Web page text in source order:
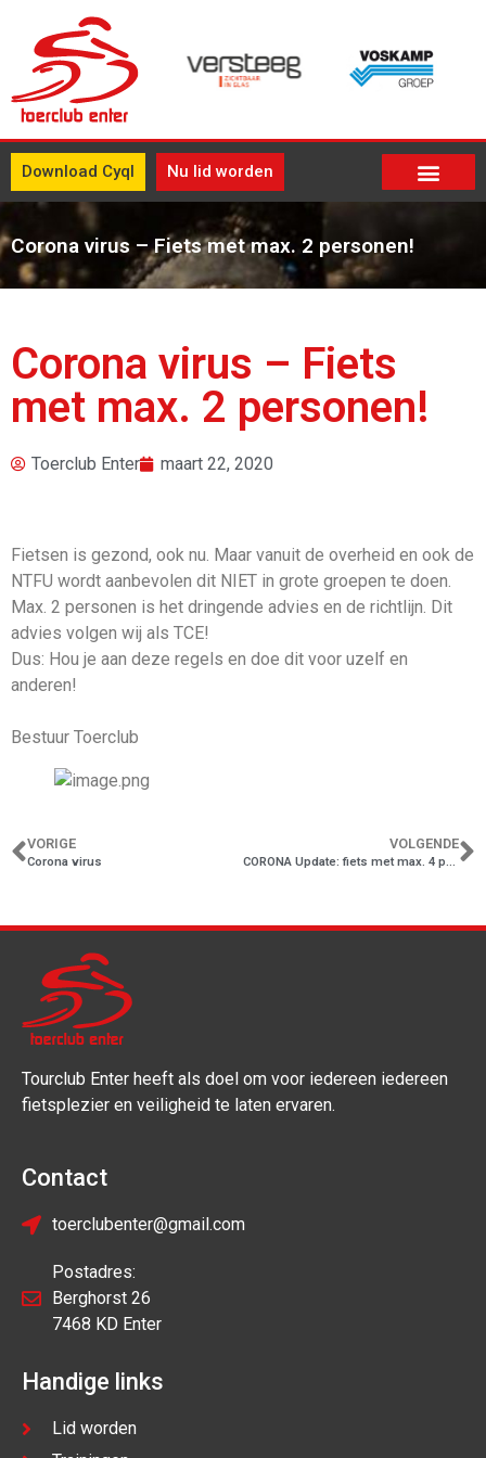
Download Cyql Nu lid worden
Corona virus – Fiets met max. 2 personen!
Corona virus – Fiets
met max. 2 personen!
Toerclub Enter maart 22, 2020
Fietsen is gezond, ook nu. Maar vanuit de overheid en ook de
NTFU wordt aanbevolen dit NIET in grote groepen te doen.
Max. 2 personen is het dringende advies en de richtlijn. Dit
advies volgen wij als TCE!
Dus: Hou je aan deze regels en doe dit voor uzelf en
anderen!
Bestuur Toerclub
VORIGE
Corona virus
VOLGENDE
CORONA Update: fiets met max. 4 personen!
Tourclub Enter heeft als doel om voor iedereen iedereen
fietsplezier en veiligheid te laten ervaren.
Contact
toerclubenter@gmail.com
Postadres:
Berghorst 26
7468 KD Enter
Handige links
Lid worden